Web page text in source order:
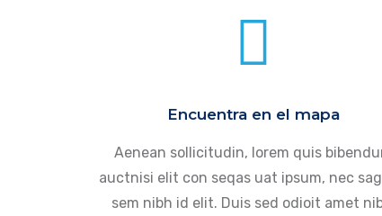
Encuentra en el mapa
Aenean sollicitudin, lorem quis
auctnisi elit con seqas uat ipsum, nec
sem nibh id elit. Duis sed odioit amet